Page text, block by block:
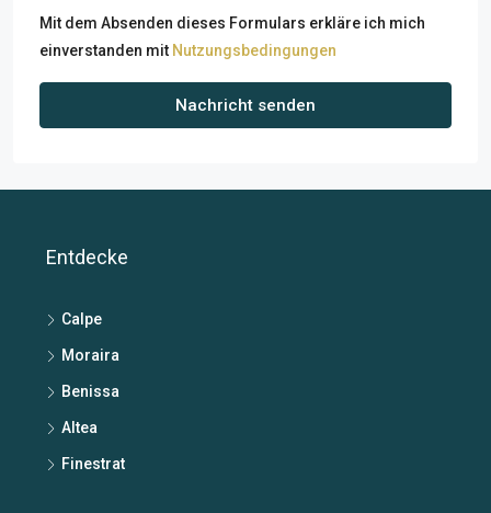
Mit dem Absenden dieses Formulars erkläre ich mich
einverstanden mit Nutzungsbedingungen
Nachricht senden
Entdecke
Calpe
Moraira
Benissa
Altea
Finestrat